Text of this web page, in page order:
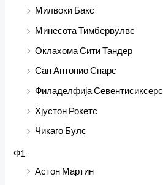
Милвоки Бакс
Минесота Тимбервулвс
Оклахома Сити Тандер
Сан Антонио Спарс
Филаделфија Севентисиксерс
Хјустон Рокетс
Чикаго Булс
Ф1
Астон Мартин